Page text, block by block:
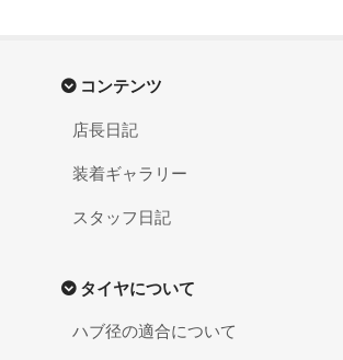
コンテンツ
店長日記
装着ギャラリー
スタッフ日記
タイヤについて
ハブ径の適合について